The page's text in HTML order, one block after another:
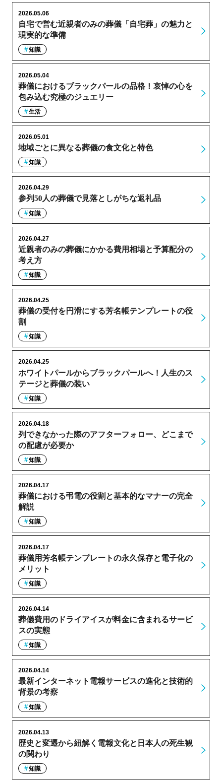
自宅で営む近親者のみの葬儀「自宅葬」の魅力と
現実的な準備
2026.05.06
知識
葬儀におけるブラックパールの品格！哀悼の心を
包み込む究極のジュエリー
2026.05.04
生活
地域ごとに異なる葬儀の食文化と特色
2026.05.01
知識
参列50人の葬儀で見落としがちな返礼品
2026.04.29
知識
近親者のみの葬儀にかかる費用相場と予算配分の
考え方
2026.04.27
知識
葬儀の受付を円滑にする芳名帳テンプレートの役
割
2026.04.25
知識
ホワイトパールからブラックパールへ！人生のス
テージと葬儀の装い
2026.04.25
知識
列できなかった際のアフターフォロー、どこまで
の配慮が必要か
2026.04.18
知識
葬儀における弔電の役割と基本的なマナーの完全
解説
2026.04.17
知識
葬儀用芳名帳テンプレートの永久保存と電子化の
メリット
2026.04.17
知識
葬儀費用のドライアイスが料金に含まれるサービ
スの実態
2026.04.14
知識
最新インターネット電報サービスの進化と技術的
背景の考察
2026.04.14
知識
歴史と変遷から紐解く電報文化と日本人の死生観
の関わり
2026.04.13
知識